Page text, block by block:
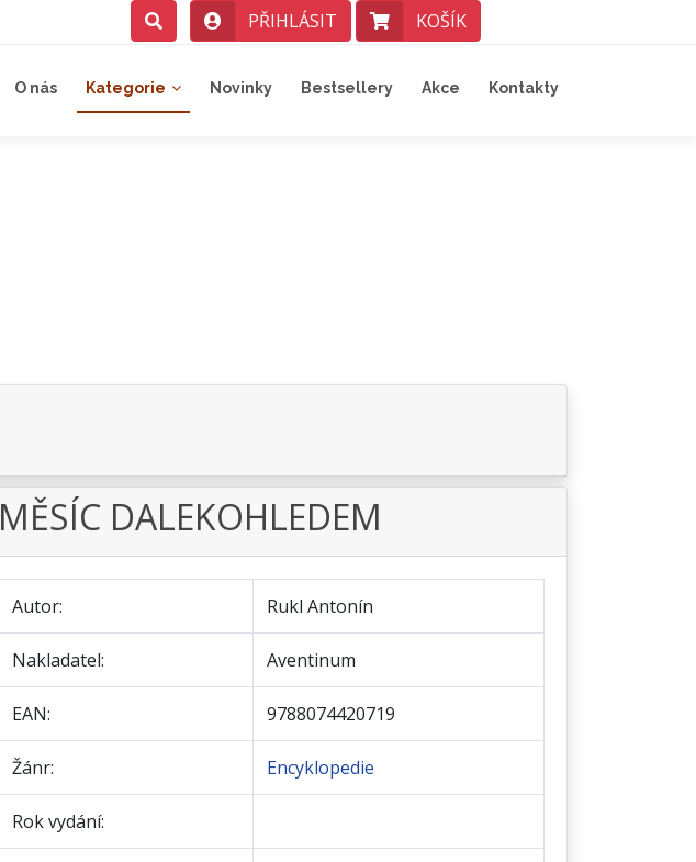
PŘIHLÁSIT KOŠÍK
O nás Kategorie Novinky Bestsellery Akce Kontakty
MĚSÍC DALEKOHLEDEM
Autor: Rukl Antonín
Nakladatel: Aventinum
EAN: 9788074420719
Žánr: Encyklopedie
Rok vydání: